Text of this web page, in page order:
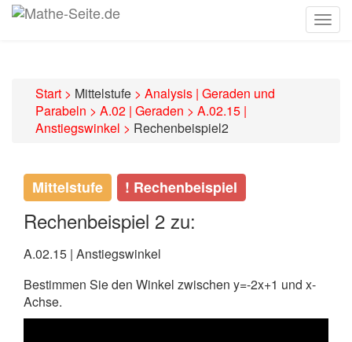
Start > Mittelstufe > Analysis | Geraden und
Parabeln > A.02 | Geraden > A.02.15 |
Anstiegswinkel > Rechenbeispiel2
Mittelstufe ! Rechenbeispiel
Rechenbeispiel 2 zu:
A.02.15 | Anstiegswinkel
Bestimmen Sie den Winkel zwischen y=-2x+1 und x-
Achse.